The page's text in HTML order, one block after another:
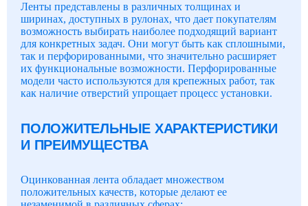
Ленты представлены в различных толщинах и
ширинах, доступных в рулонах, что дает покупателям
возможность выбирать наиболее подходящий вариант
для конкретных задач. Они могут быть как сплошными,
так и перфорированными, что значительно расширяет
их функциональные возможности. Перфорированные
модели часто используются для крепежных работ, так
как наличие отверстий упрощает процесс установки.
ПОЛОЖИТЕЛЬНЫЕ ХАРАКТЕРИСТИКИ
И ПРЕИМУЩЕСТВА
Оцинкованная лента обладает множеством
положительных качеств, которые делают ее